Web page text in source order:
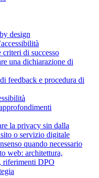
design
di successo
una dichiarazione di
feedback e procedura di
la privacy sin dalla
o servizio digitale
quando necessario
web: architettura,
riferimenti DPO